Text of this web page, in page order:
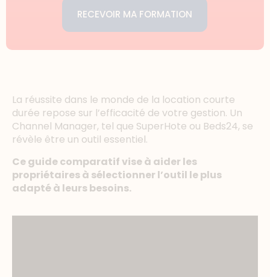
La réussite dans le monde de la location courte
durée repose sur l’efficacité de votre gestion. Un
Channel Manager, tel que SuperHote ou Beds24, se
révèle être un outil essentiel.
Ce guide comparatif vise à aider les
propriétaires à sélectionner l’outil le plus
adapté à leurs besoins.
RECEVOIR MA FORMATION